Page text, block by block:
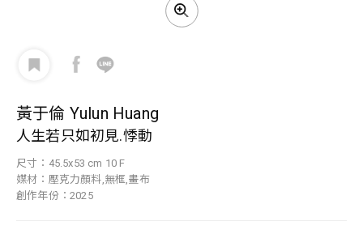
黃于倫 Yulun Huang
人生若只如初見.悸動
尺寸：45.5x53 cm 10 F
媒材：壓克力顏料,無框,畫布
創作年份：2025